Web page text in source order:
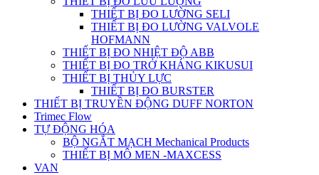
THIẾT BỊ ĐO LƯỜNG SELI
THIẾT BỊ ĐO LƯỜNG VALVOLE
HOFMANN
THIẾT BỊ ĐO NHIỆT ĐỘ ABB
THIẾT BỊ ĐO TRỞ KHÁNG KIKUSUI
THIẾT BỊ THỦY LỰC
THIẾT BỊ ĐO BURSTER
THIẾT BỊ TRUYỀN ĐỘNG DUFF NORTON
Trimec Flow
TỰ ĐỘNG HÓA
BỘ NGẮT MẠCH Mechanical Products
THIẾT BỊ MÔ MEN -MAXCESS
VAN